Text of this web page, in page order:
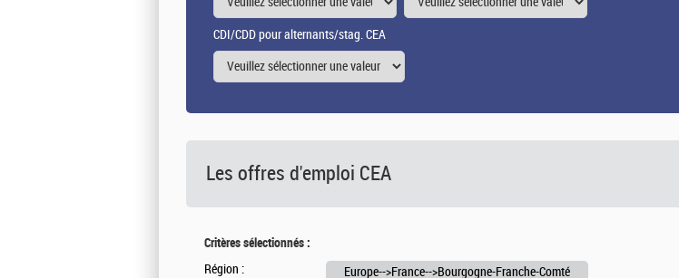
CDI/CDD pour alternants/stag. CEA
Les offres d'emploi CEA
Critères sélectionnés :
Région : Europe-->France-->Bourgogne-Franche-Comté